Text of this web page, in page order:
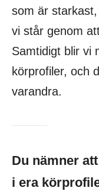
som är
vi står genom
Samtidigt blir vi
körprofiler, och
varandra.
Du nämner
i era